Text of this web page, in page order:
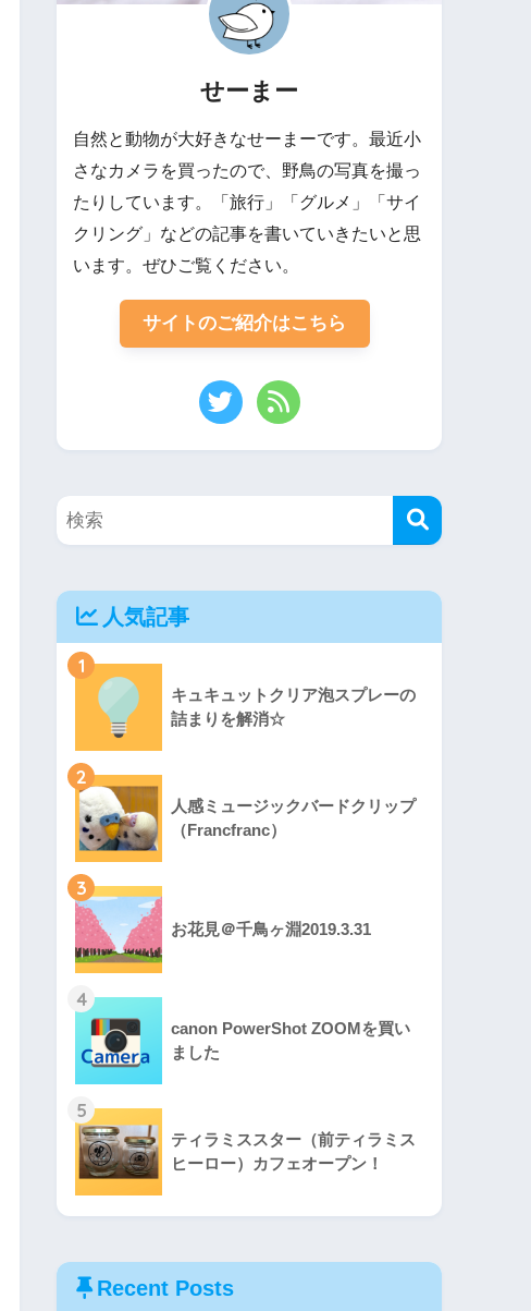
せーまー
自然と動物が大好きなせーまーです。最近小
さなカメラを買ったので、野鳥の写真を撮っ
たりしています。「旅行」「グルメ」「サイ
クリング」などの記事を書いていきたいと思
います。ぜひご覧ください。
サイトのご紹介はこちら
人気記事
1
キュキュットクリア泡スプレーの
詰まりを解消☆
2
人感ミュージックバードクリップ
（Francfranc）
3
お花見＠千鳥ヶ淵2019.3.31
4
canon PowerShot ZOOMを買い
ました
5
ティラミススター（前ティラミス
ヒーロー）カフェオープン！
Recent Posts